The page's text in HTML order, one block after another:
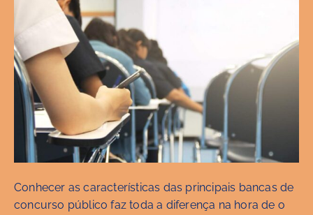
Conhecer as características das principais bancas de
concurso público faz toda a diferença na hora de o